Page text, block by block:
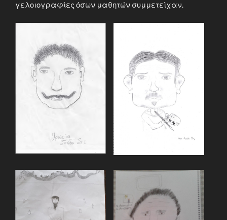
γελοιογραφίες όσων μαθητών συμμετείχαν.